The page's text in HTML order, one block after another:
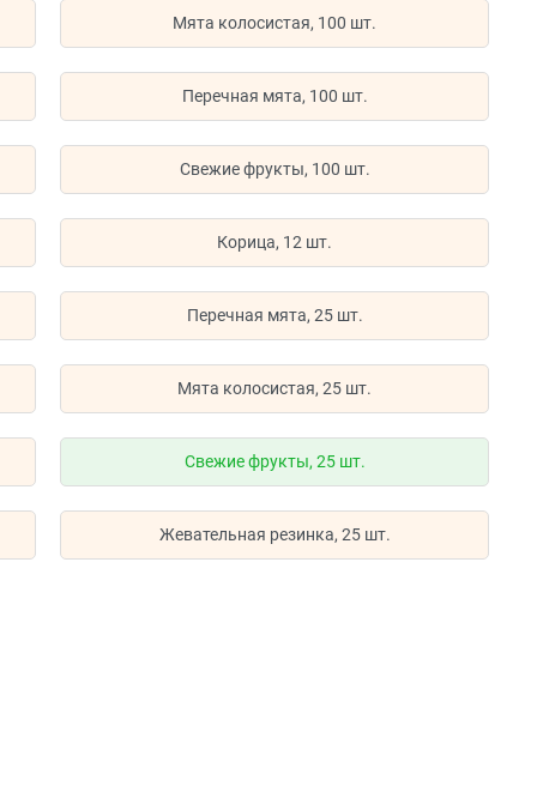
Мята колосистая, 100 шт.
Перечная мята, 100 шт.
Свежие фрукты, 100 шт.
Корица, 12 шт.
Перечная мята, 25 шт.
Мята колосистая, 25 шт.
Свежие фрукты, 25 шт.
Жевательная резинка, 25 шт.